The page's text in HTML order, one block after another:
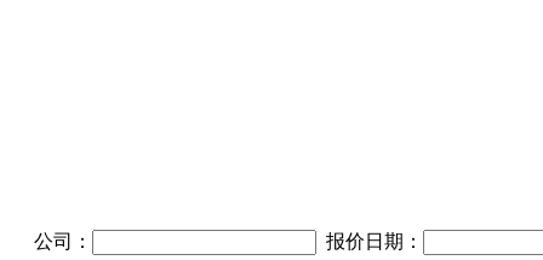
公司： 报价日期：